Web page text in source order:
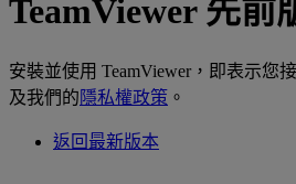
TeamViewer 先前
安裝並使用 TeamViewer，即表示您
及我們的 隱私權政策 。
返回最新版本